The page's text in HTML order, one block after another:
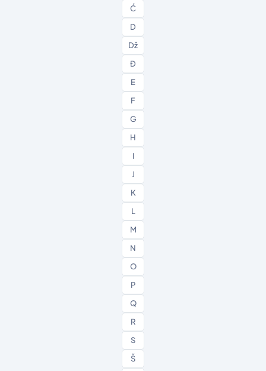
Ć
D
Dž
Đ
E
F
G
H
I
J
K
L
M
N
O
P
Q
R
S
Š